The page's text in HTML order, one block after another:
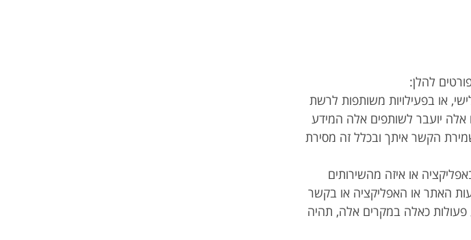
להלן:
או בפעילויות משותפות לרשת
אלה יועבר לשותפים אלה המידע
הקשר איתך ובכלל זה מסירת
או איזה מהשירותים
האתר או האפליקציה או בקשר
פעולות כאלה במקרים אלה, תהיה